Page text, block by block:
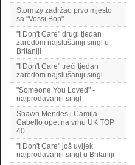
Stormzy zadržao prvo mjesto
sa "Vossi Bop"
"I Don't Care" drugi tjedan
zaredom najslušaniji singl u
Britaniji
"I Don't Care" treći tjedan
zaredom najslušaniji singl
"Someone You Loved" -
najprodavaniji singl
Shawn Mendes i Camila
Cabello opet na vrhu UK TOP
40
"I Don't Care" još uvijek
najprodavaniji singl u Britaniji